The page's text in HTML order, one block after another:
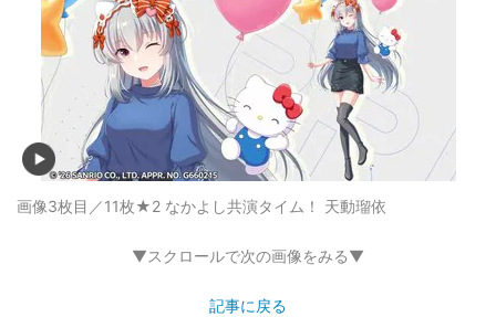
画像3枚目／11枚★2 なかよし共演タイム！ 天動瑠依
▼スクロールで次の画像をみる▼
記事に戻る